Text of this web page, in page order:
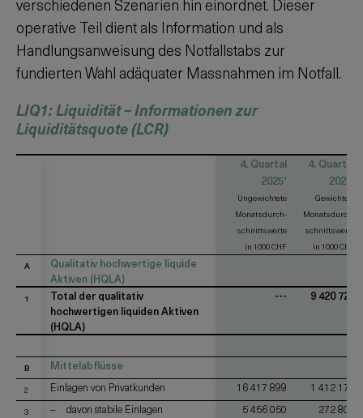
verschiedenen Szenarien hin einordnet. Dieser
operative Teil dient als Information und als
Handlungsanweisung des Notfallstabs zur
fundierten Wahl adäquater Massnahmen im Notfall.
LIQ1: Liquidität – Informationen zur
Liquiditätsquote (LCR)
4. Quartal
20251
Ungewichtete
Monatsdurch-
schnittswerte
in 1000 CHF
4. Quartal
2025
Gewichtete
Monatsdurch-
schnittswerte
in 1000 CHF
A
Qualitativ hochwertige liquide
Aktiven (HQLA)
1
Total der qualitativ
hochwertigen liquiden Aktiven
(HQLA)
--- 9 420 721
B Mittelabflüsse
2 Einlagen von Privatkunden 16 417 899 1 412 170
3 davon stabile Einlagen 5 456 050 272 802